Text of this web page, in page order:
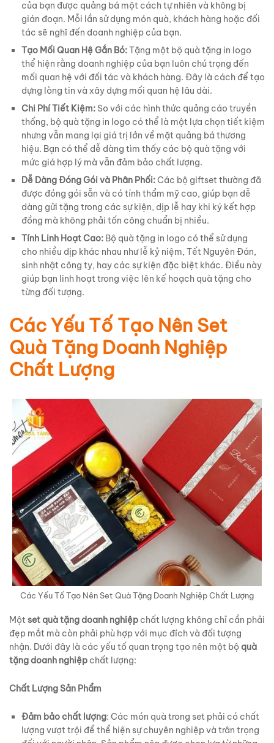
của bạn được quảng bá một cách tự nhiên và không bị
gián đoạn. Mỗi lần sử dụng món quà, khách hàng hoặc đối
tác sẽ nghĩ đến doanh nghiệp của bạn.
Tạo Mối Quan Hệ Gắn Bó:Tặng một bộ quà tặng in logo
thể hiện rằng doanh nghiệp của bạn luôn chú trọng đến
mối quan hệ với đối tác và khách hàng. Đây là cách để tạo
dựng lòng tin và xây dựng mối quan hệ lâu dài.
Chi Phí Tiết Kiệm: So với các hình thức quảng cáo truyền
thống, bộ quà tặng in logo có thể là một lựa chọn tiết kiệm
nhưng vẫn mang lại giá trị lớn về mặt quảng bá thương
hiệu. Bạn có thể dễ dàng tìm thấy các bộ quà tặng với
mức giá hợp lý mà vẫn đảm bảo chất lượng.
Dễ Dàng Đóng Gói và Phân Phối:Các bộ giftset thường đã
được đóng gói sẵn và có tính thẩm mỹ cao, giúp bạn dễ
dàng gửi tặng trong các sự kiện, dịp lễ hay khi ký kết hợp
đồng mà không phải tốn công chuẩn bị nhiều.
Tính Linh Hoạt Cao: Bộ quà tặng in logo có thể sử dụng
cho nhiều dịp khác nhau như lễ kỷ niệm, Tết Nguyên Đán,
sinh nhật công ty, hay các sự kiện đặc biệt khác. Điều này
giúp bạn linh hoạt trong việc lên kế hoạch quà tặng cho
từng đối tượng.
Các Yếu Tố Tạo Nên Set
Quà Tặng Doanh Nghiệp
Chất Lượng
Các Yếu Tố Tạo Nên Set Quà Tặng Doanh Nghiệp Chất Lượng
Mộtset quà tặng doanh nghiệp chất lượng không chỉ cần phải
đẹp mắt mà còn phải phù hợp với mục đích và đối tượng
nhận. Dưới đây là các yếu tố quan trọng tạo nên một bộ quà
tặng doanh nghiệp chất lượng:
Chất Lượng Sản Phẩm
Đảm bảo chất lượng: Các món quà trong set phải có chất
lượng vượt trội để thể hiện sự chuyên nghiệp và trân trọng